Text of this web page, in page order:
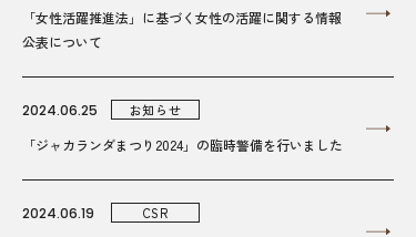
「女性活躍推進法」に基づく女性の活躍に関する情報
公表について
2024.06.25 お知らせ
「ジャカランダまつり2024」の臨時警備を行いました
2024.06.19 CSR